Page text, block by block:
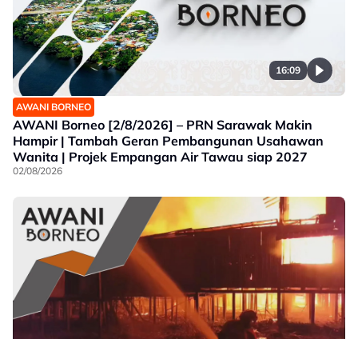
16:09
AWANI BORNEO
AWANI Borneo [2/8/2026] – PRN Sarawak Makin
Hampir | Tambah Geran Pembangunan Usahawan
Wanita | Projek Empangan Air Tawau siap 2027
02/08/2026